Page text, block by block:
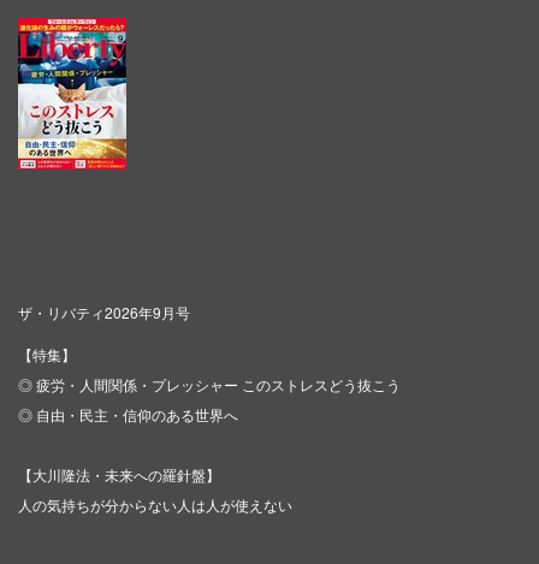
ザ・リバティ2026年9月号
【特集】
◎ 疲労・人間関係・プレッシャー このストレスどう抜こう
◎ 自由・民主・信仰のある世界へ
【大川隆法・未来への羅針盤】
人の気持ちが分からない人は人が使えない